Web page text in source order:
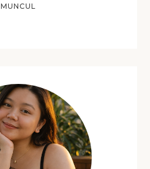
MUNCUL